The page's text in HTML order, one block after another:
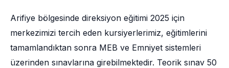
Arifiye bölgesinde direksiyon eğitimi 2025 için
merkezimizi tercih eden kursiyerlerimiz, eğitimlerini
tamamlandıktan sonra MEB ve Emniyet sistemleri
üzerinden sınavlarına girebilmektedir. Teorik sınav 50